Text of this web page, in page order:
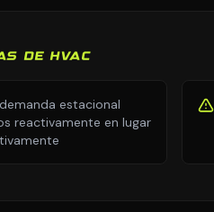
DE HVAC
estacional
reactivamente en lugar